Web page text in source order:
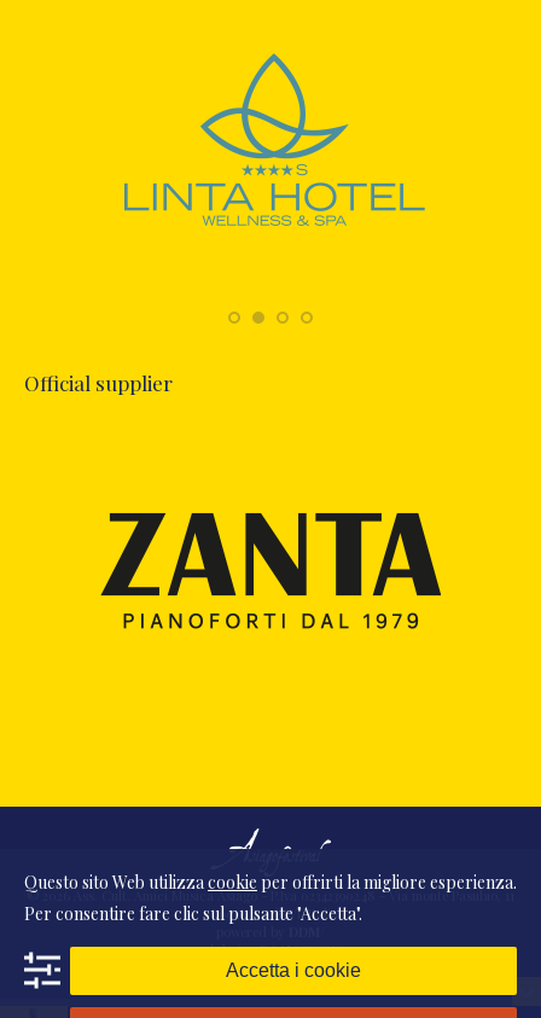
Official supplier
© 2026 Ass. Cult. Amici Musica Asiago - P.Iva 02342390248 - Via monte Pasubio, 11
- 36010 Zanè (VI) Italia
webdesignDAAMSTUDIO
Questo sito Web utilizzacookie per offrirti la migliore esperienza.
Per consentire fare clic sul pulsante "Accetta".
Accetta i cookie